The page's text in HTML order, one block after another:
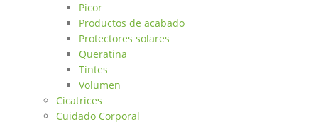
Picor
Productos de acabado
Protectores solares
Queratina
Tintes
Volumen
Cicatrices
Cuidado Corporal